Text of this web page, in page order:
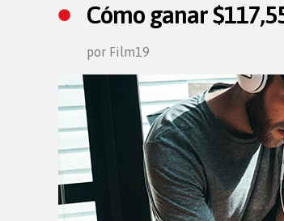
Cómo ganar
por Film19